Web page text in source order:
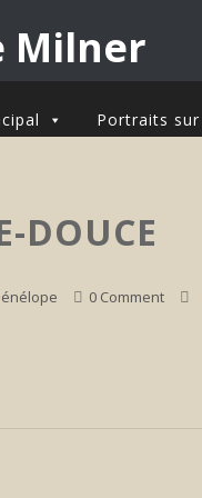
Milner
Portraits
DOUCE
0 Comment